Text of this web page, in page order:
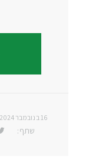
16 בנובמבר 2024
שתף: